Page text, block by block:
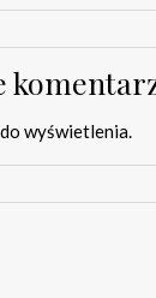
wyświetlenia.